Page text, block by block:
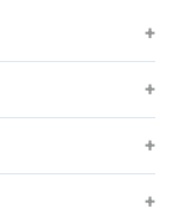
+
+
+
+